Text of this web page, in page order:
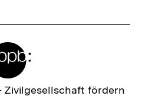
Zivilgesellschaft fördern